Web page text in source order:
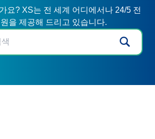
요? XS는 전 세계 어디에서나 24/5 전
을 제공해 드리고 있습니다.